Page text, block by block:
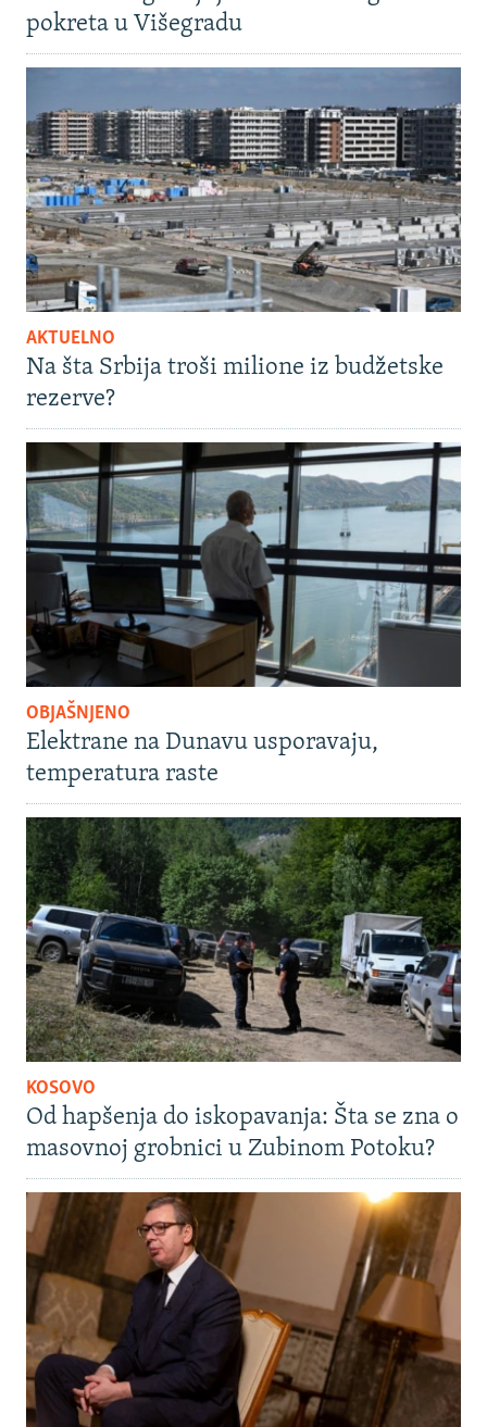
pokreta u Višegradu
AKTUELNO
Na šta Srbija troši milione iz budžetske
rezerve?
OBJAŠNJENO
Elektrane na Dunavu usporavaju,
temperatura raste
KOSOVO
Od hapšenja do iskopavanja: Šta se zna o
masovnoj grobnici u Zubinom Potoku?